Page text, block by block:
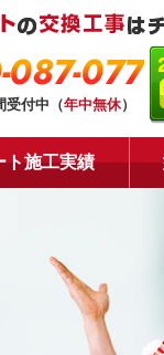
087-077
受付中（年中無休）
ト施工実績